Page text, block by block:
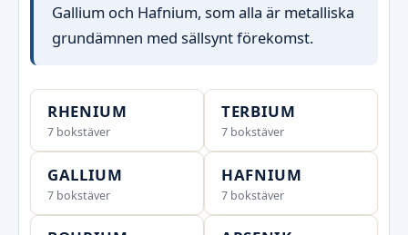
Gallium och Hafnium, som alla är metalliska
grundämnen med sällsynt förekomst.
RHENIUM
7 bokstäver
TERBIUM
7 bokstäver
GALLIUM
7 bokstäver
HAFNIUM
7 bokstäver